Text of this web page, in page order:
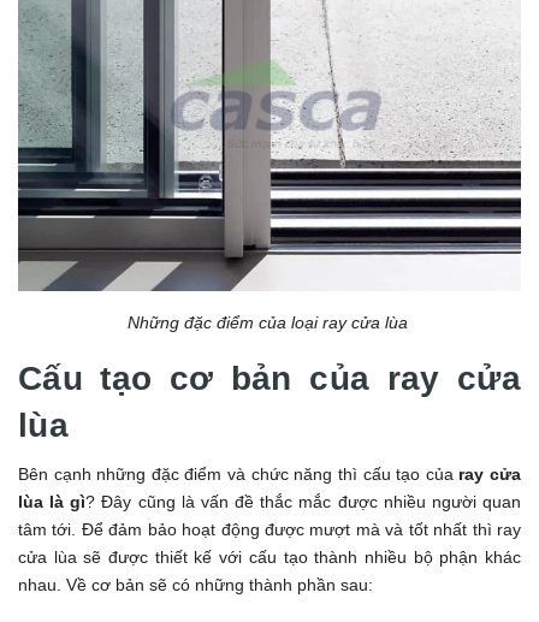
Những đặc điểm của loại ray cửa lùa
Cấu tạo cơ bản của ray cửa
lùa
Bên cạnh những đặc điểm và chức năng thì cấu tạo của ray cửa
lùa là gì? Đây cũng là vấn đề thắc mắc được nhiều người quan
tâm tới. Để đảm bảo hoạt động được mượt mà và tốt nhất thì ray
cửa lùa sẽ được thiết kế với cấu tạo thành nhiều bộ phận khác
nhau. Về cơ bản sẽ có những thành phần sau: